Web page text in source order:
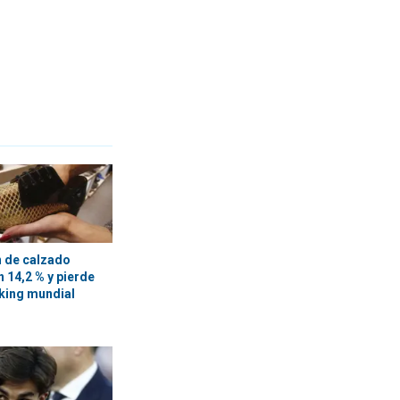
de calzado
14,2 % y pierde
mundial